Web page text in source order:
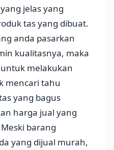
jelas yang
tas yang dibuat.
anda pasarkan
kualitasnya, maka
melakukan
mencari tahu
yang bagus
harga jual yang
barang
yang dijual murah,